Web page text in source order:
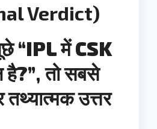
Verdict)
“IPL में CSK
है?”, तो सबसे
उत्तर